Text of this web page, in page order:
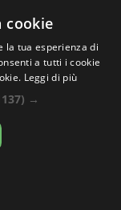
cookie
la tua esperienza di
a tutti i cookie
Leggi di più
→